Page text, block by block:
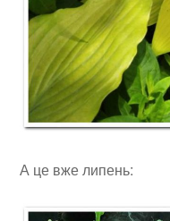
А це вже липень: